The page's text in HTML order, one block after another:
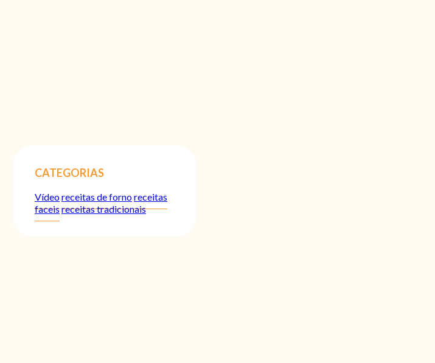
CATEGORIAS
Vídeoreceitas de fornoreceitas
faceisreceitas tradicionais